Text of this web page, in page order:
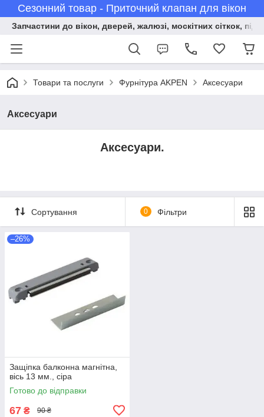
Сезонний товар - Приточний клапан для вікон
Запчастини до вікон, дверей, жалюзі, москітних сіткок,
Товари та послуги Фурнітура AKPEN Аксесуари
Аксесуари
Аксесуари.
Сортування 0 Фільтри
–26%
Защіпка балконна магнітна,
вісь 13 мм., сіра
Готово до відправки
67 ₴ 90 ₴